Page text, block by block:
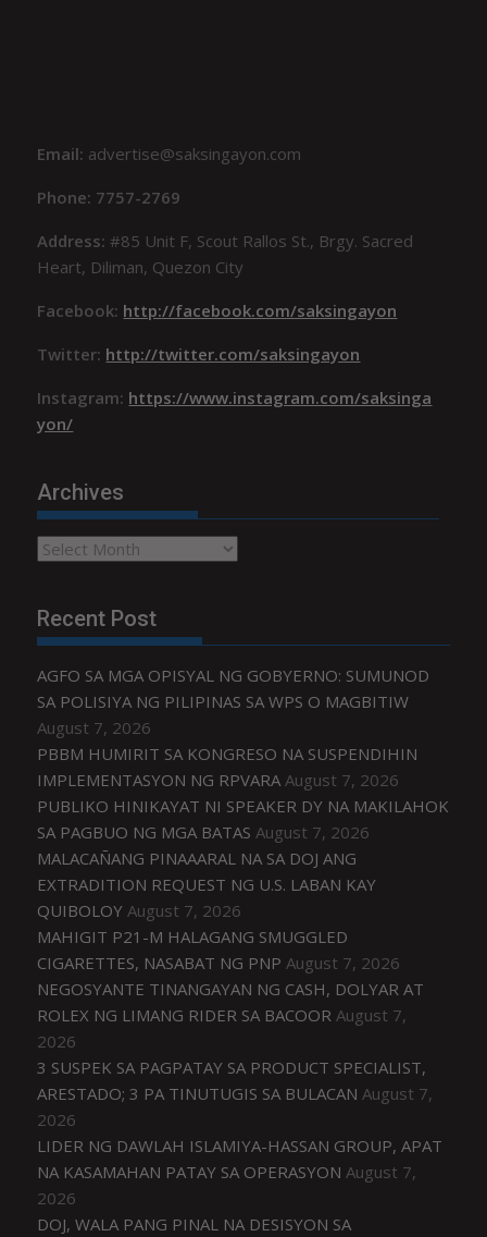
Email: advertise@saksingayon.com
Phone: 7757-2769
Address:#85 Unit F, Scout Rallos St., Brgy. Sacred
Heart, Diliman, Quezon City
Facebook: http://facebook.com/saksingayon
Twitter: http://twitter.com/saksingayon
Instagram: https://www.instagram.com/saksinga
yon/
Archives
Archives
Recent Post
AGFO SA MGA OPISYAL NG GOBYERNO: SUMUNOD
SA POLISIYA NG PILIPINAS SA WPS O MAGBITIW
August 7, 2026
PBBM HUMIRIT SA KONGRESO NA SUSPENDIHIN
IMPLEMENTASYON NG RPVARA August 7, 2026
PUBLIKO HINIKAYAT NI SPEAKER DY NA MAKILAHOK
SA PAGBUO NG MGA BATAS August 7, 2026
MALACAÑANG PINAAARAL NA SA DOJ ANG
EXTRADITION REQUEST NG U.S. LABAN KAY
QUIBOLOY August 7, 2026
MAHIGIT P21-M HALAGANG SMUGGLED
CIGARETTES, NASABAT NG PNP August 7, 2026
NEGOSYANTE TINANGAYAN NG CASH, DOLYAR AT
ROLEX NG LIMANG RIDER SA BACOOR August 7,
2026
3 SUSPEK SA PAGPATAY SA PRODUCT SPECIALIST,
ARESTADO; 3 PA TINUTUGIS SA BULACAN August 7,
2026
LIDER NG DAWLAH ISLAMIYA-HASSAN GROUP, APAT
NA KASAMAHAN PATAY SA OPERASYON August 7,
2026
DOJ, WALA PANG PINAL NA DESISYON SA